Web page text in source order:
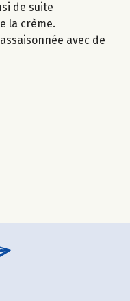
de suite
la crème.
avec de